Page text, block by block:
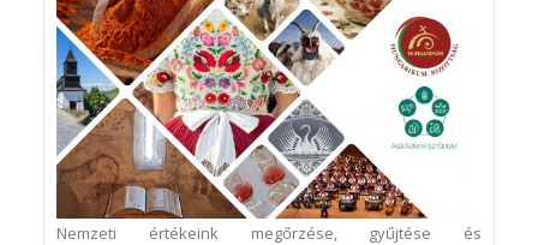
Nemzeti értékeink megőrzése, gyűjtése és